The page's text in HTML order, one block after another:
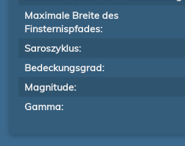
Maximale Breite des
Finsternispfades:
Saroszyklus:
Bedeckungsgrad:
Magnitude:
Gamma: